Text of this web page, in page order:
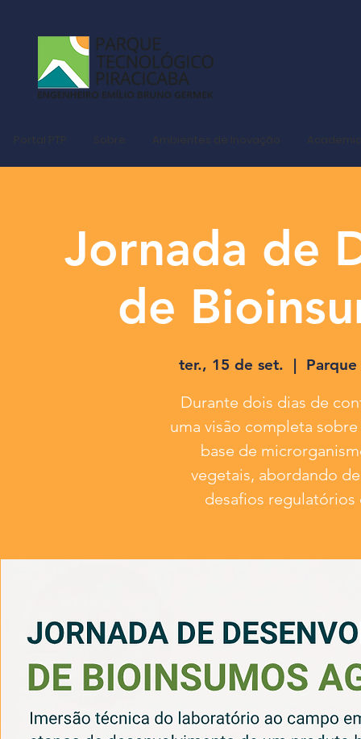
Jornada de
de
ter., 15 de set.
  |
Durante dois dias de
uma visão completa
base de
vegetais, abordando
desafios regulatórios